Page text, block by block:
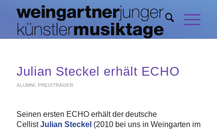
Julian Steckel erhält ECHO
ALUMNI PREISTRÄGER
Seinen ersten ECHO erhält der deutsche
CellistJulian Steckel (2010 bei uns in Weingarten im